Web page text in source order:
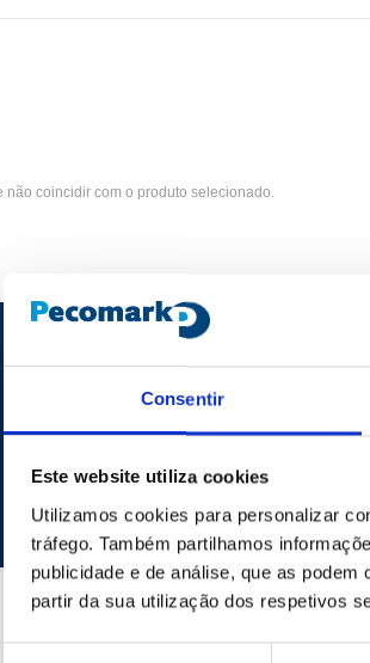
Consentir
Este website utiliza cookies
Utilizamos cookies para personalizar
tráfego. Também partilhamos
publicidade e de análise, que as
partir da sua utilização dos respetivos
não coincidir com o produto selecionado.
Site Geral
Notícias
Delegações
Website de